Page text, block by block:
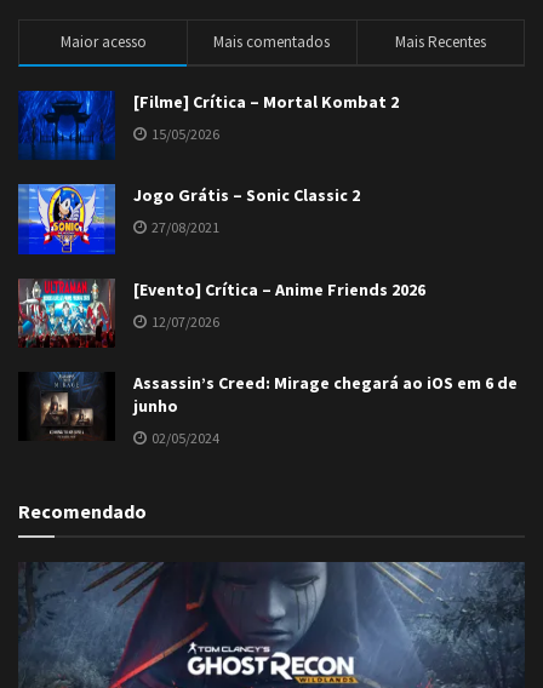
Maior acesso Mais comentados Mais Recentes
[Filme] Crítica – Mortal Kombat 2
15/05/2026
Jogo Grátis – Sonic Classic 2
27/08/2021
[Evento] Crítica – Anime Friends 2026
12/07/2026
Assassin’s Creed: Mirage chegará ao iOS em 6 de
junho
02/05/2024
Recomendado